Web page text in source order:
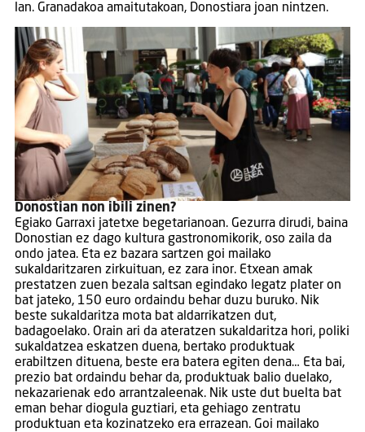
lan. Granadakoa amaitutakoan, Donostiara joan nintzen.
Donostian non ibili zinen?
Egiako Garraxi jatetxe begetarianoan. Gezurra dirudi, baina
Donostian ez dago kultura gastronomikorik, oso zaila da
ondo jatea. Eta ez bazara sartzen goi mailako
sukaldaritzaren zirkuituan, ez zara inor. Etxean amak
prestatzen zuen bezala saltsan egindako legatz plater on
bat jateko, 150 euro ordaindu behar duzu buruko. Nik
beste sukaldaritza mota bat aldarrikatzen dut,
badagoelako. Orain ari da ateratzen sukaldaritza hori, poliki
sukaldatzea eskatzen duena, bertako produktuak
erabiltzen dituena, beste era batera egiten dena… Eta bai,
prezio bat ordaindu behar da, produktuak balio duelako,
nekazarienak edo arrantzaleenak. Nik uste dut buelta bat
eman behar diogula guztiari, eta gehiago zentratu
produktuan eta kozinatzeko era errazean. Goi mailako